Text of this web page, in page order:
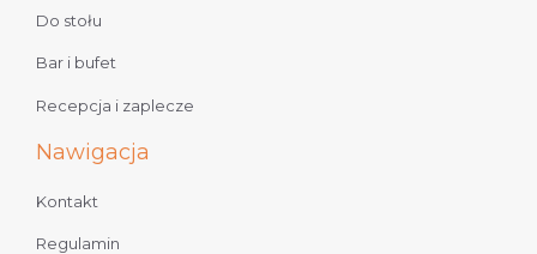
Do stołu
Bar i bufet
Recepcja i zaplecze
Nawigacja
Kontakt
Regulamin